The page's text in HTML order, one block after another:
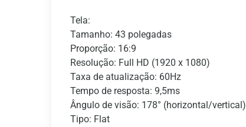
Tela:
Tamanho: 43 polegadas
Proporção: 16:9
Resolução: Full HD (1920 x 1080)
Taxa de atualização: 60Hz
Tempo de resposta: 9,5ms
Ângulo de visão: 178° (horizontal/vertical)
Tipo: Flat